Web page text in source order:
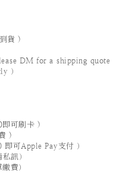
貨 )
DM for a shipping quote
）
即可刷卡 )
)
可Apple Pay支付 ）
訊）
費）